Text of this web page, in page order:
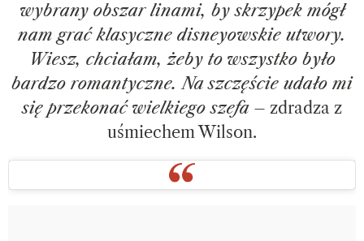
wybrany obszar linami, by skrzypek mógł
nam grać klasyczne disneyowskie utwory.
Wiesz, chciałam, żeby to wszystko było
bardzo romantyczne. Na szczęście udało mi
się przekonać wielkiego szefa – zdradza z
uśmiechem Wilson.